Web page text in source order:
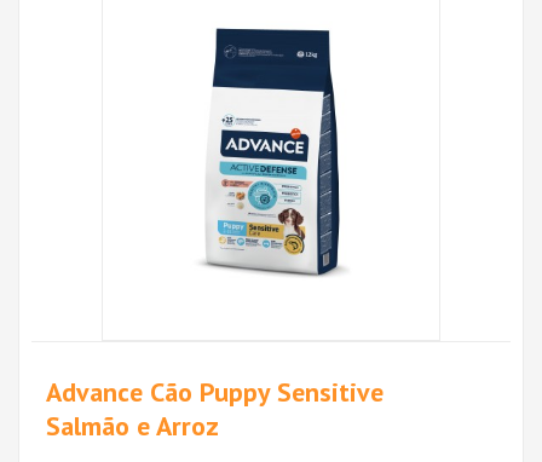
Advance Cão Puppy Sensitive
Salmão e Arroz